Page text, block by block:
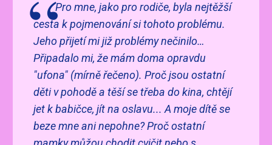
Pro mne, jako pro rodiče, byla nejtěžší
cesta k pojmenování si tohoto problému.
Jeho přijetí mi již problémy nečinilo…
Připadalo mi, že mám doma opravdu
"ufona" (mírně řečeno). Proč jsou ostatní
děti v pohodě a těší se třeba do kina, chtějí
jet k babičce, jít na oslavu... A moje dítě se
beze mne ani nepohne? Proč ostatní